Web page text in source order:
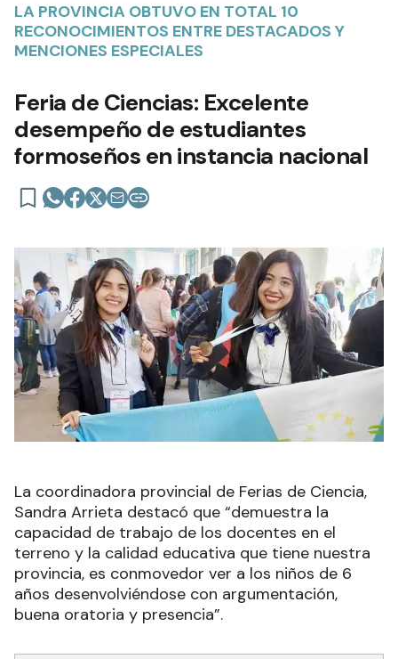
LA PROVINCIA OBTUVO EN TOTAL 10
RECONOCIMIENTOS ENTRE DESTACADOS Y
MENCIONES ESPECIALES
Feria de Ciencias: Excelente
desempeño de estudiantes
formoseños en instancia nacional
La coordinadora provincial de Ferias de Ciencia,
Sandra Arrieta destacó que “demuestra la
capacidad de trabajo de los docentes en el
terreno y la calidad educativa que tiene nuestra
provincia, es conmovedor ver a los niños de 6
años desenvolviéndose con argumentación,
buena oratoria y presencia”.